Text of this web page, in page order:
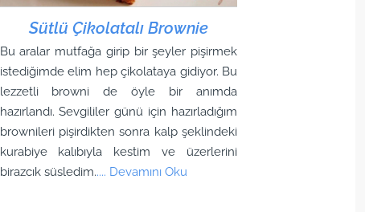
Sütlü Çikolatalı Brownie
Bu aralar mutfağa girip bir şeyler pişirmek
istediğimde elim hep çikolataya gidiyor. Bu
lezzetli browni de öyle bir anımda
hazırlandı. Sevgililer günü için hazırladığım
brownileri pişirdikten sonra kalp şeklindeki
kurabiye kalıbıyla kestim ve üzerlerini
birazcık süsledim..... Devamını Oku